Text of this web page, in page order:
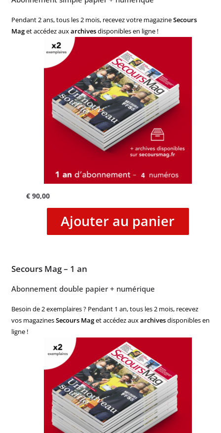
Pendant 2 ans, tous les 2 mois, recevez votre magazineSecours
Maget accédez auxarchivesdisponibles en ligne !
€90,00
Ajouter au panier
Secours Mag – 1 an
Abonnement double papier + numérique
Besoin de 2 exemplaires ? Pendant 1 an, tous les 2 mois, recevez
vos magazinesSecours Maget accédez auxarchivesdisponibles en
ligne !